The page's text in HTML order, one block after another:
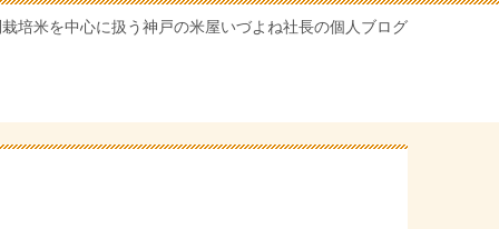
培米を中心に扱う神戸の米屋いづよね社長の個人ブログ